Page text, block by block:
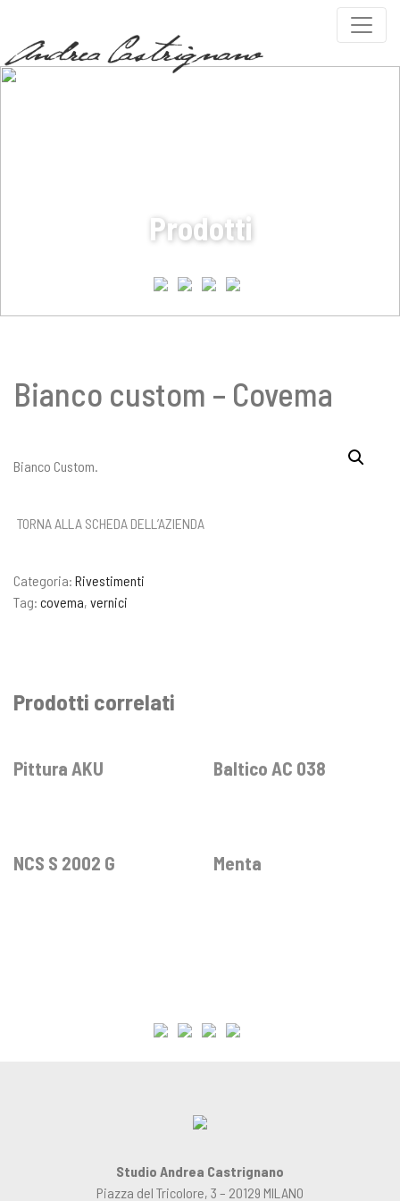
Prodotti
Bianco custom – Covema
Bianco Custom.
TORNA ALLA SCHEDA DELL’AZIENDA
Categoria: Rivestimenti
Tag: covema, vernici
Prodotti correlati
Pittura AKU Baltico AC 038
NCS S 2002 G Menta
Studio Andrea Castrignano
Piazza del Tricolore, 3 – 20129 MILANO